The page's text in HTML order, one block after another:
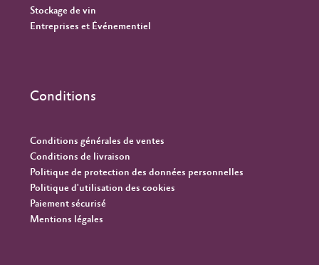
Stockage de vin
Entreprises et Événementiel
Conditions
Conditions générales de ventes
Conditions de livraison
Politique de protection des données personnelles
Politique d'utilisation des cookies
Paiement sécurisé
Mentions légales